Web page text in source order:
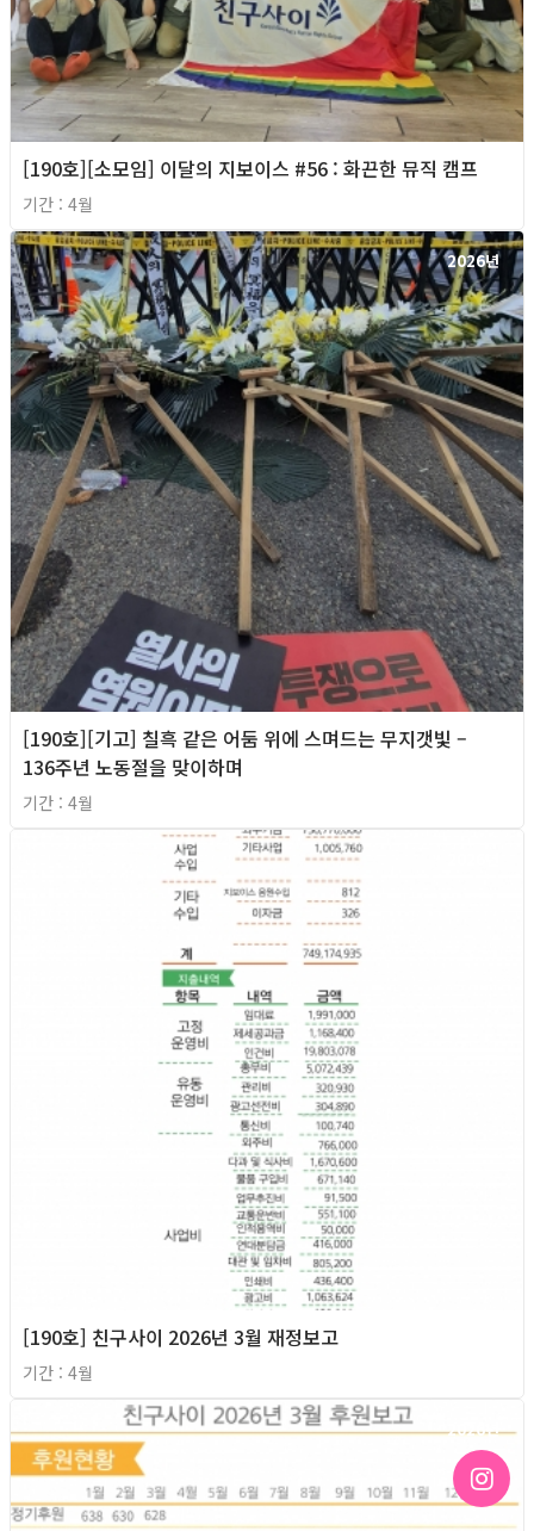
[190호][소모임] 이달의 지보이스 #56 : 화끈한 뮤직 캠프
기간 : 4월
2026년
[190호][기고] 칠흑 같은 어둠 위에 스며드는 무지갯빛 –
136주년 노동절을 맞이하며
기간 : 4월
[190호] 친구사이 2026년 3월 재정보고
기간 : 4월
2026년